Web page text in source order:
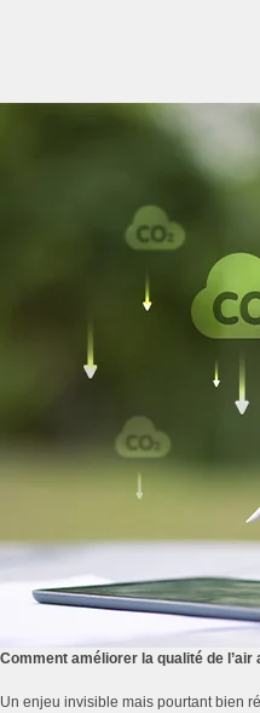
Comment améliorer la qualité de l’air
Un enjeu invisible mais pourtant bien